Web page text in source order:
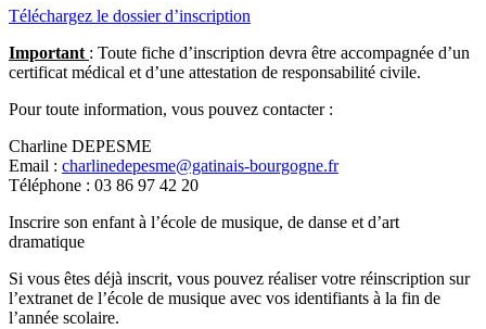
Téléchargez le dossier d’inscription
Important : Toute fiche d’inscription devra être accompagnée d’un
certificat médical et d’une attestation de responsabilité civile.
Pour toute information, vous pouvez contacter :
Charline DEPESME
Email : charlinedepesme@gatinais-bourgogne.fr
Téléphone : 03 86 97 42 20
Inscrire son enfant à l’école de musique, de danse et d’art
dramatique
Si vous êtes déjà inscrit, vous pouvez réaliser votre réinscription sur
l’extranet de l’école de musique avec vos identifiants à la fin de
l’année scolaire.